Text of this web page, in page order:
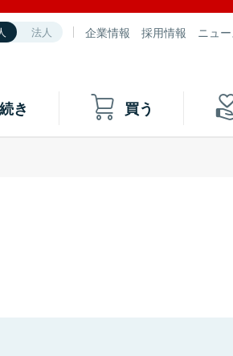
法人 企業情報 採用情報 ニュ
き 買う